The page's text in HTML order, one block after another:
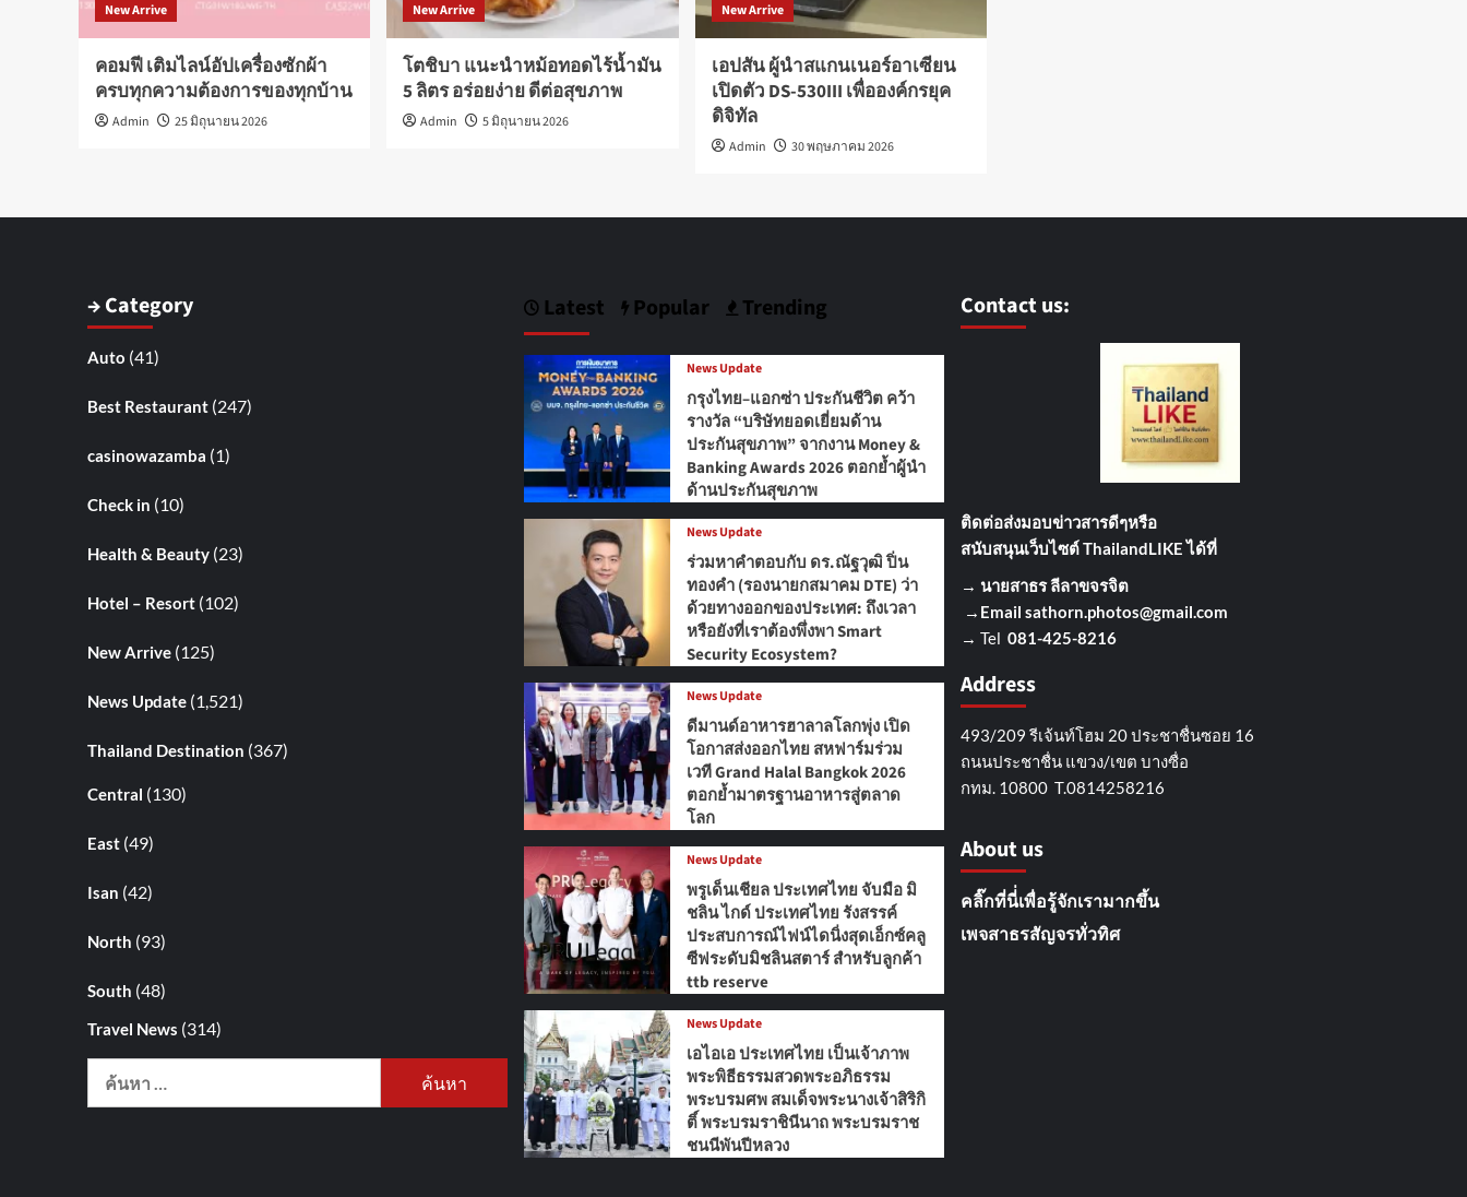
New Arrive
คอมฟี เติมไลน์อัปเครื่องซักผ้า
ครบทุกความต้องการของทุกบ้าน
Admin 25 มิถุนายน 2026
New Arrive
โตชิบา แนะนำหม้อทอดไร้น้ำมัน
5 ลิตร อร่อยง่าย ดีต่อสุขภาพ
Admin 5 มิถุนายน 2026
New Arrive
เอปสัน ผู้นำสแกนเนอร์อาเซียน
เปิดตัว DS-530III เพื่อองค์กรยุค
ดิจิทัล
Admin 30 พฤษภาคม 2026
→ Category
Auto (41)
Best Restaurant(247)
casinowazamba (1)
Check in (10)
Health & Beauty(23)
Hotel – Resort(102)
New Arrive(125)
News Update(1,521)
Thailand Destination (367)
Central (130)
East(49)
Isan (42)
North (93)
South (48)
Travel News (314)
ค้นหา
Latest Popular Trending
News Update
กรุงไทย–แอกซ่า ประกันชีวิต คว้า
รางวัล “บริษัทยอดเยี่ยมด้าน
ประกันสุขภาพ” จากงาน Money &
Banking Awards 2026 ตอกย้ำผู้นำ
ด้านประกันสุขภาพ
News Update
ร่วมหาคำตอบกับ ดร.ณัฐวุฒิ ปิ่น
ทองคำ (รองนายกสมาคม DTE) ว่า
ด้วยทางออกของประเทศ: ถึงเวลา
หรือยังที่เราต้องพึ่งพา Smart
Security Ecosystem?
News Update
ดีมานด์อาหารฮาลาลโลกพุ่ง เปิด
โอกาสส่งออกไทย สหฟาร์มร่วม
เวที Grand Halal Bangkok 2026
ตอกย้ำมาตรฐานอาหารสู่ตลาด
โลก
News Update
พรูเด็นเชียล ประเทศไทย จับมือ มิ
ชลิน ไกด์ ประเทศไทย รังสรรค์
ประสบการณ์ไฟน์ไดนิ่งสุดเอ็กซ์คลู
ซีฟระดับมิชลินสตาร์ สำหรับลูกค้า
ttb reserve
News Update
เอไอเอ ประเทศไทย เป็นเจ้าภาพ
พระพิธีธรรมสวดพระอภิธรรม
พระบรมศพ สมเด็จพระนางเจ้าสิริกิ
ติ์ พระบรมราชินีนาถ พระบรมราช
ชนนีพันปีหลวง
Contact us:
ติดต่อส่งมอบข่าวสารดีๆหรือ
สนับสนุนเว็บไซต์ ThailandLIKE ได้ที่
→ นายสาธร ลีลาขจรจิต
→Email sathorn.photos@gmail.com
→ Tel 081-425-8216
Address
493/209 รีเจ้นท์โฮม 20 ประชาชื่นซอย 16
ถนนประชาชื่น แขวง/เขต บางซื่อ
กทม. 10800 T.0814258216
About us
คลิ๊กที่นี่่เพื่อรู้จักเรามากขึ้น
เพจสาธรสัญจรทั่วทิศ